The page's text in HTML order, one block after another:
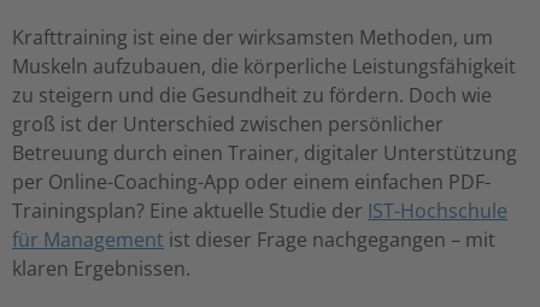
Krafttraining ist eine der wirksamsten Methoden, um
Muskeln aufzubauen, die körperliche Leistungsfähigkeit
zu steigern und die Gesundheit zu fördern. Doch wie
groß ist der Unterschied zwischen persönlicher
Betreuung durch einen Trainer, digitaler Unterstützung
per Online-Coaching-App oder einem einfachen PDF-
Trainingsplan? Eine aktuelle Studie der IST-Hochschule
für Management ist dieser Frage nachgegangen – mit
klaren Ergebnissen.